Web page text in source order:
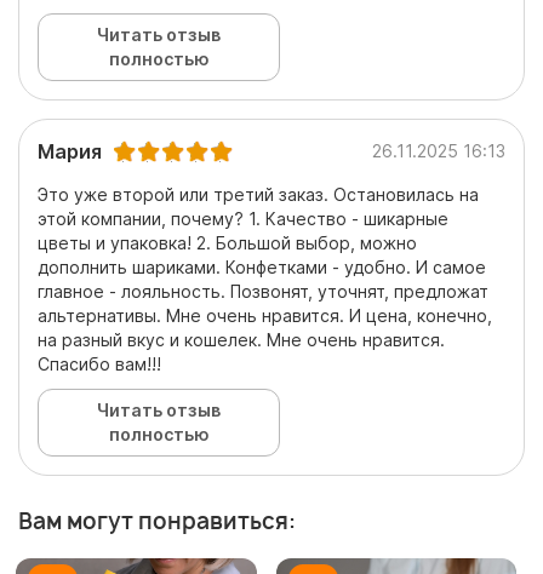
Читать отзыв
полностью
Мария 26.11.2025 16:13
Это уже второй или третий заказ. Остановилась на
этой компании, почему? 1. Качество - шикарные
цветы и упаковка! 2. Большой выбор, можно
дополнить шариками. Конфетками - удобно. И самое
главное - лояльность. Позвонят, уточнят, предложат
альтернативы. Мне очень нравится. И цена, конечно,
на разный вкус и кошелек. Мне очень нравится.
Спасибо вам!!!
Читать отзыв
полностью
Вам могут понравиться: